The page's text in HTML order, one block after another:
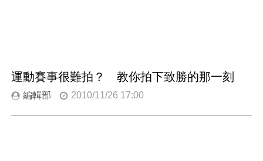
運動賽事很難拍？ 教你拍下致勝的那一刻
編輯部 2010/11/26 17:00